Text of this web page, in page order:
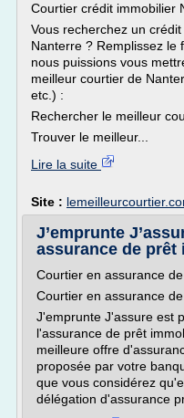
Courtier crédit immobilier
Vous recherchez un
Nanterre ? Remplissez le
nous puissions vous
meilleur courtier de
etc.) :
Rechercher le meilleur
Trouver le meilleur...
Lire la suite
Site :
J’emprunte
assurance de prêt
Courtier en assurance
Courtier en assurance
J'emprunte J'assure est
l'assurance de prêt
meilleure offre
proposée par votre
que vous considérez
délégation d'assurance